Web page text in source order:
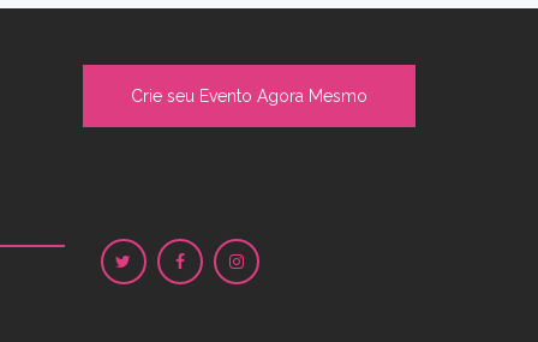
Crie seu Evento Agora Mesmo